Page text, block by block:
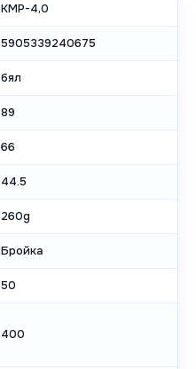
KMP-4,0
5905339240675
бял
89
66
44.5
260g
Бройка
50
400